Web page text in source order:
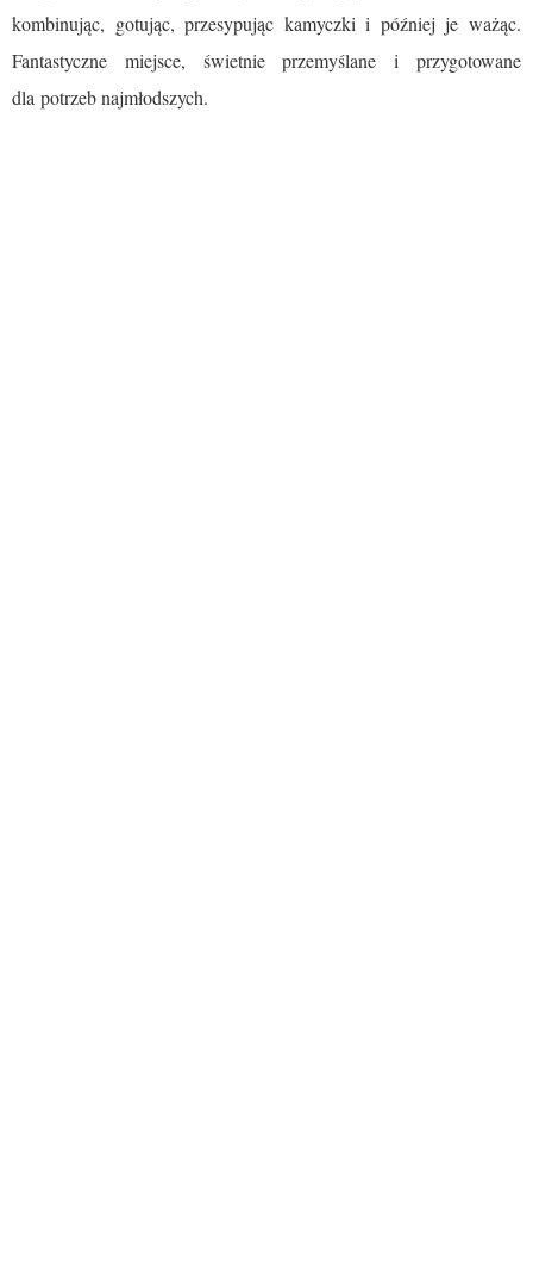
kombinując, gotując, przesypując kamyczki i później je ważąc.
Fantastyczne miejsce, świetnie przemyślane i przygotowane
dla potrzeb najmłodszych.